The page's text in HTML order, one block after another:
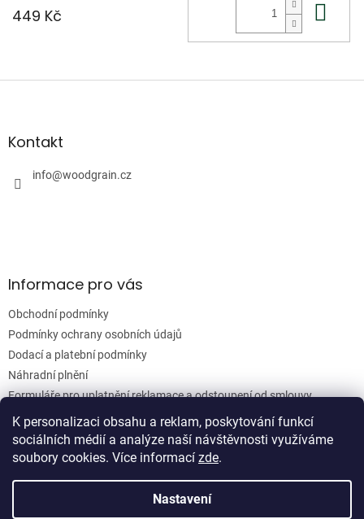
K personalizaci obsahu a reklam, poskytování funkcí
sociálních médií a analýze naší návštěvnosti využíváme
soubory cookies. Více informací zde.
Nastavení
449 Kč
Z
aKontakt
info@woodgrain.cz
Informace pro vás
Obchodní podmínky
Podmínky ochrany osobních údajů
Dodací a platební podmínky
Náhradní plnění
Formuláře pro uplatnění reklamace a odstoupení od smlouvy
Moje objednávka